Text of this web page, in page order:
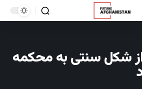
از شکل سنتی به محکمه